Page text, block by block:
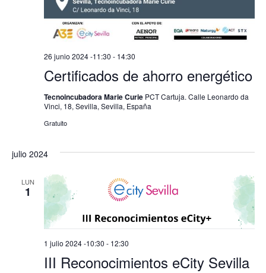
Certificados de ahorro energético
26 junio 2024 -11:30 - 14:30
Tecnoincubadora Marie Curie PCT Cartuja. Calle Leonardo da
Vinci, 18, Sevilla, Sevilla, España
Gratuito
julio 2024
LUN
1
III Reconocimientos eCity Sevilla
1 julio 2024 -10:30 - 12:30